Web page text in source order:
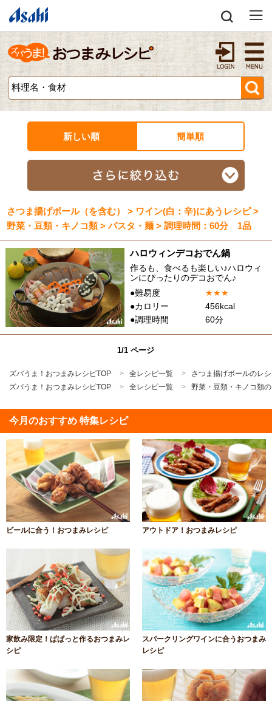
新しい順 簡単順
さつま揚げボール（を含む） > ワイン(白：辛)にあうレシピ >
野菜・豆類・キノコ類 > パスタ・麺 > 調理時間：60分 1品
ハロウィンデコおでん鍋
作るも、食べるも楽しい♪ハロウィ
ンにぴったりのデコおでん♪
●難易度
★★★
●カロリー
456kcal
●調理時間
60分
1/1 ページ
ズバうま！おつまみレシピTOP 全レシピ一覧
さつま揚げボールのレ
ズバうま！おつまみレシピTOP
全レシピ一覧 野菜・豆類・キノコ類
今月のおすすめ 特集レシピ
ビールに合う！おつまみレシピ アウトドア！おつまみレシピ
家飲み限定！ぱぱっと作るおつまみレ
シピ
スパークリングワインに合うおつまみ
レシピ